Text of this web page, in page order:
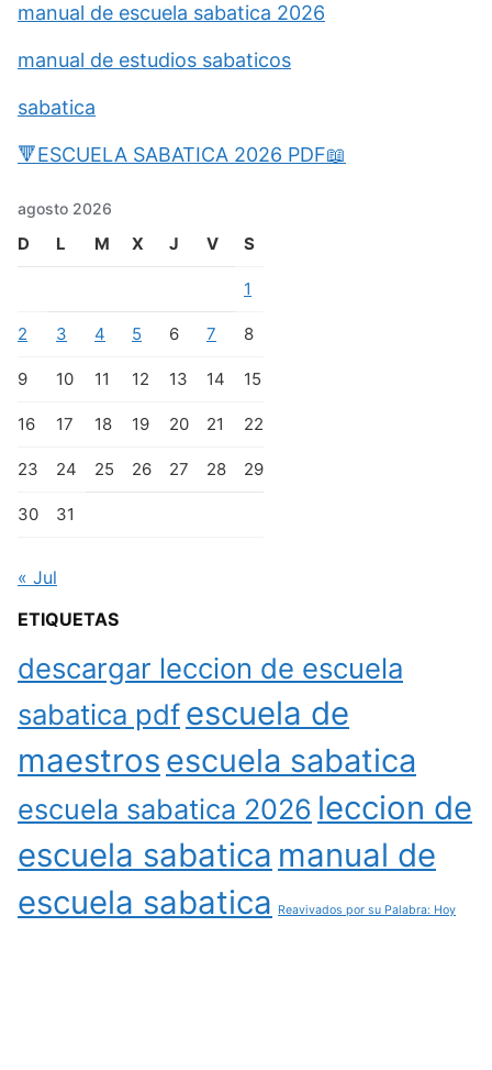
manual de escuela sabatica 2026
manual de estudios sabaticos
sabatica
🔻ESCUELA SABATICA 2026 PDF📖
agosto 2026
D L M X J V S
1
2 3 4 5 6 7 8
9 10 11 12 13 14 15
16 17 18 19 20 21 22
23 24 25 26 27 28 29
30 31
« Jul
ETIQUETAS
descargar leccion de escuela
sabatica pdfescuela de
maestros escuela sabatica
escuela sabatica 2026 leccion de
escuela sabatica manual de
escuela sabatica
Reavivados por su Palabra: Hoy